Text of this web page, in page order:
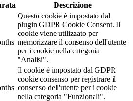
Descrizione
Questo cookie è impostato dal
plugin GDPR Cookie Consent. Il
cookie viene utilizzato per
memorizzare il consenso dell'utente
per i cookie nella categoria
"Analisi".
Il cookie è impostato dal GDPR
cookie consenso per registrare il
consenso dell'utente per i cookie
nella categoria "Funzionali".